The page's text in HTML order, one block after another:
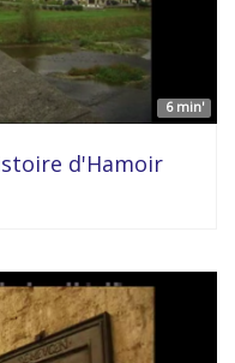
6 min'
d'Hamoir